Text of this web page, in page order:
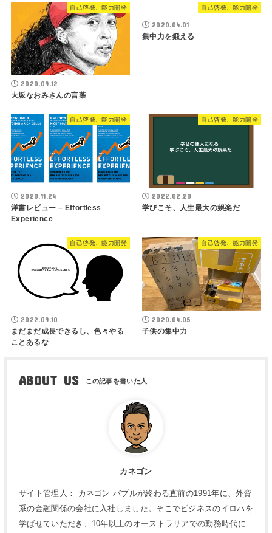
自己啓発、能力開発
2020.09.12
大坂なおみさんの言葉
自己啓発、能力開発
2020.04.01
集中力を鍛える
自己啓発、能力開発
2020.11.24
洋書レビュー – Effortless
Experience
自己啓発、能力開発
2022.02.20
学びこそ、人生最大の娯楽だ
自己啓発、能力開発
2022.09.10
まだまだ成長できるし、色々やる
ことあるな
自己啓発、能力開発
2020.04.05
子供の集中力
ABOUT US
カネゴン
サイト管理人： カネゴン バブルが終わる直前の1991年に、外資
系の金融関係の会社に入社しました。そこでビジネスのイロハを
学ばせていただき、10年以上のオーストラリアでの勤務時代に